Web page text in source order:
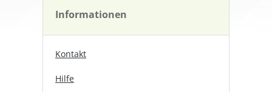
Informationen
Kontakt
Hilfe